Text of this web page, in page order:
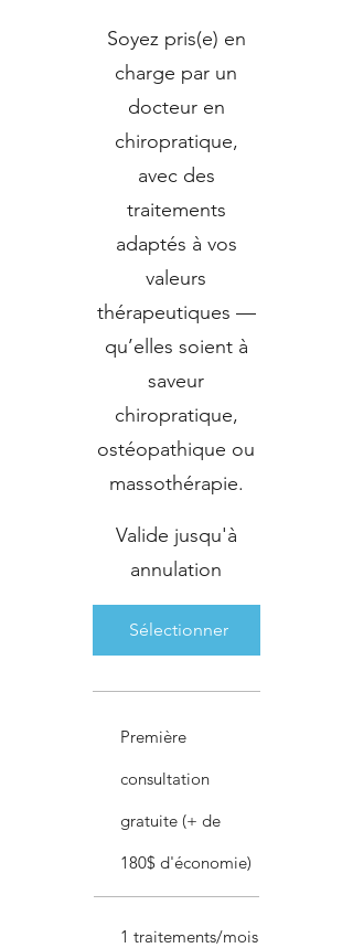
Soyez pris(e) en
charge par un
docteur en
chiropratique,
avec des
traitements
adaptés à vos
valeurs
thérapeutiques —
qu’elles soient à
saveur
chiropratique,
ostéopathique ou
massothérapie.
Valide jusqu'à
annulation
Sélectionner
Première
consultation
gratuite (+ de
180$ d'économie)
1 traitements/mois